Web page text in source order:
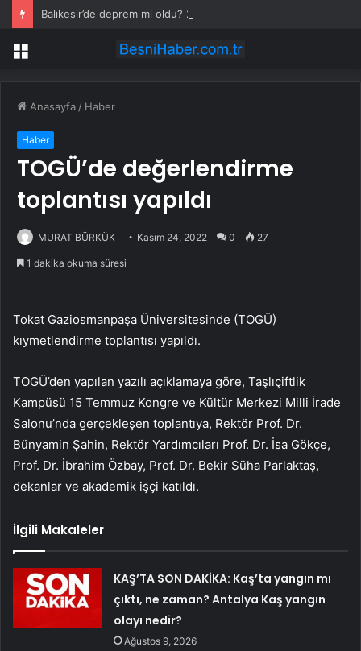
Menü
Anasayfa / Haber
Haber
TOGÜ’de değerlendirme
toplantısı yapıldı
MURAT BÜRKÜK Kasım 24, 2022 0 27
1 dakika okuma süresi
Tokat Gaziosmanpaşa Üniversitesinde (TOGÜ)
kıymetlendirme toplantısı yapıldı.
TOGÜ’den yapılan yazılı açıklamaya göre, Taşlıçiftlik
Kampüsü 15 Temmuz Kongre ve Kültür Merkezi Milli İrade
Salonu’nda gerçekleşen toplantıya, Rektör Prof. Dr.
Bünyamin Şahin, Rektör Yardımcıları Prof. Dr. İsa Gökçe,
Prof. Dr. İbrahim Özbay, Prof. Dr. Bekir Süha Parlaktaş,
dekanlar ve akademik işçi katıldı.
İlgili Makaleler
KAŞ’TA SON DAKİKA: Kaş’ta yangın mı
çıktı, ne zaman? Antalya Kaş yangın
olayı nedir?
Ağustos 9, 2026